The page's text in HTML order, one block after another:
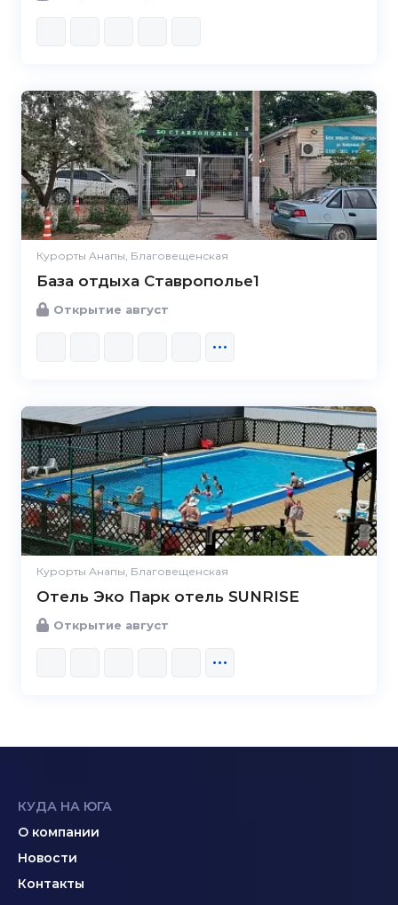
Курорты Анапы, Благовещенская
База отдыха Ставрополье1
Открытие август
Курорты Анапы, Благовещенская
Отель Эко Парк отель SUNRISE
Открытие август
КУДА НА ЮГА
О компании
Новости
Контакты